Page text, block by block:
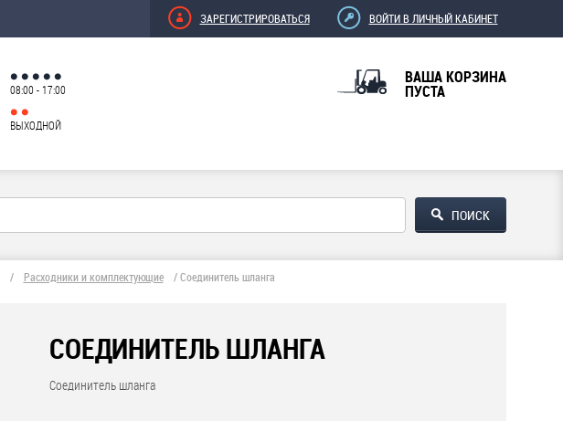
ЗАРЕГИСТРИРОВАТЬСЯ ВОЙТИ В ЛИЧНЫЙ КАБИНЕТ
08:00 - 17:00
ВЫХОДНОЙ
ВАША КОРЗИНА
ПУСТА
/ Расходники и комплектующие /Соединитель шланга
СОЕДИНИТЕЛЬ ШЛАНГА
Соединитель шланга